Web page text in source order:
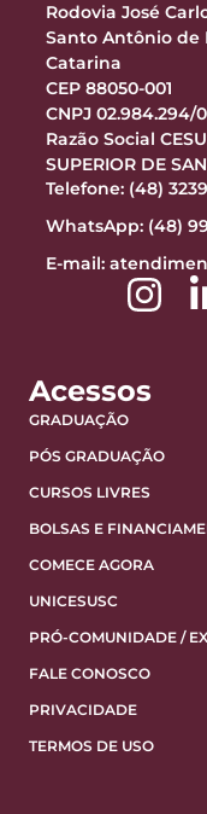
Rodovia José
Santo Antônio de
Catarina
CEP 88050-001
CNPJ 02.984.294/
Razão Social
SUPERIOR DE
Telefone: (48)
WhatsApp: (48)
E-mail:
Acessos
GRADUAÇÃO
PÓS GRADUAÇÃO
CURSOS LIVRES
BOLSAS E
COMECE AGORA
UNICESUSC
PRÓ-COMUNIDADE /
FALE CONOSCO
PRIVACIDADE
TERMOS DE USO